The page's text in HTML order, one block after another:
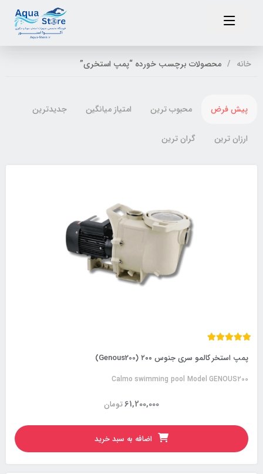
خانه محصولات برچسب خورده “پمپ استخری”
پیش فرض محبوب ترین امتیاز میانگین جدیدترین
ارزان ترین گران ترین
پمپ استخر کالمو سری جنوس ۲۰۰ (Genous200)
Calmo swimming pool Model GENOUS200
تومان61,200,000
اضافه به سبد خرید